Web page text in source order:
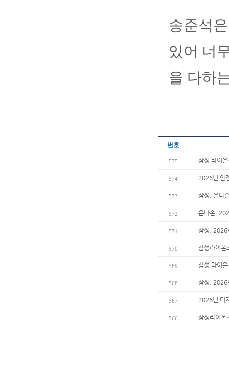
송준석
있어 너
을 다하
번호
575 삼성 라이
574 2026년 안
573 삼성, 온나
572 온나손,
571 삼성, 2026
570 삼성라이온
569 삼성 라이
568 삼성, 2026
567 2026년 디
566 삼성라이온